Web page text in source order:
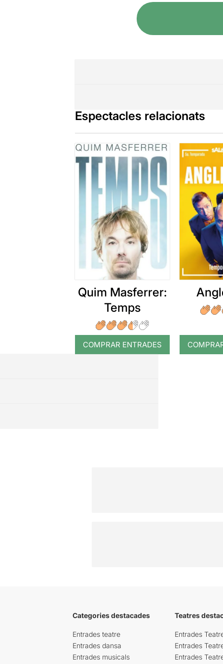
compres
... i aquest
En la
fills, potser
sembla
moment
fetes des
Ens ha
fent-lo
Una
espectacles
Per veure
Espectacles relacionats
Quim Masferrer:
Temps
COMPRAR ENTRADES
Categories destacades
Entrades teatre
Entrades dansa
Entrades musicals
Teatres
Entrades
Entrades
Entrades